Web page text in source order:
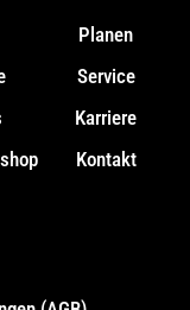
Planen
Service
Karriere
Kontakt